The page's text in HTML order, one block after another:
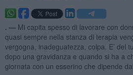
. — Mi capita spesso di lavorare con
quasi sempre nella stanza di terapia
vergogna, inadeguatezza, colpa. E’ del
dopo una gravidanza e quando si ha a
giornata con un esserino che dipende